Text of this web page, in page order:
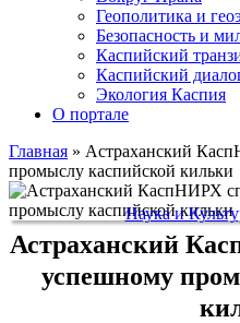
Геополитика и
Безопасность и
Каспийский
Каспийский
Экология Каспия
О портале
Главная » Астраханский
промыслу каспийской кильки
Наука и
Астраханский
успешному